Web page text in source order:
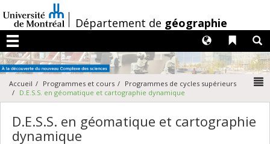
au
contenu
/Département de géographie
Menu
Liens
Langues
Accueil Programmes et cours
Programmes de cycles supérieurs
D.E.S.S. en géomatique et cartographie dynamique
D.E.S.S. en géomatique et cartographie
dynamique